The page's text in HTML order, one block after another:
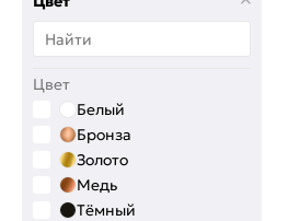
Цвет
Белый
Бронза
Золото
Медь
Тёмный